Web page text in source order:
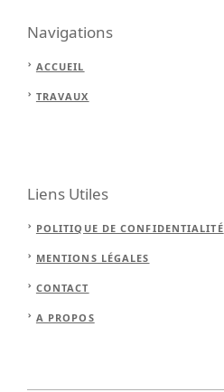
Navigations
ACCUEIL
TRAVAUX
Liens Utiles
POLITIQUE DE CONFIDENTIALITÉ
MENTIONS LÉGALES
CONTACT
A PROPOS